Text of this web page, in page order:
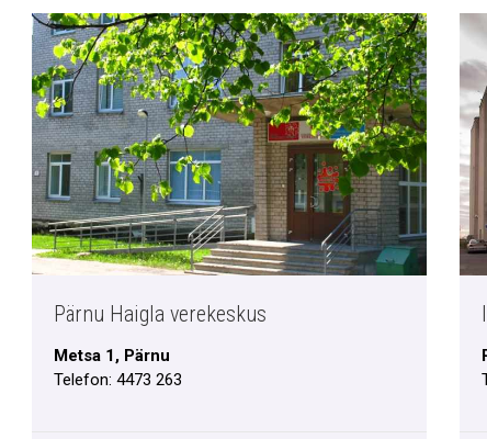
Pärnu Haigla verekeskus
Metsa 1, Pärnu
Telefon: 4473 263